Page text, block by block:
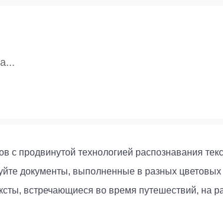
продвинутой технологией распознавания
документы, выполненные в разных цветовых
встречающиеся во время путешествий, на